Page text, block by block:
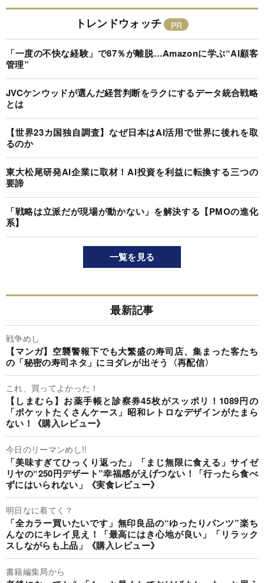
トレンドウォッチ
「一度の不快な経験」で87％が離脱…Amazonに学ぶ“AI顧客
管理”
JVCケンウッドが選んだ経営判断をラクにするデータ統合戦略
とは
【世界23カ国独自調査】なぜ日本はAI活用で世界に後れを取
るのか
東大松尾研発AI企業に取材！AI投資を利益に転換する三つの
要諦
「戦略は立派だが現場が動かない」を解決する【PMOの進化
系】
一覧を見る
最新記事
戦争めし
【マンガ】空襲警報下でも大繁盛の寿司店、集まった客たち
の「秘密の寿司ネタ」にヨダレが出そう〈再配信〉
これ、買ってよかった！
【しまむら】お薬手帳と診察券45枚がスッポリ！1089円の
「ポケットたくさんケース」昭和レトロなデザインがたまら
ない！《購入レビュー》
今日のリーマンめし!!
「美味すぎてひっくり返った」「まじ無限に食える」サイゼ
リヤの“250円デザート”幸福感がえげつない！「行ったら食べ
ずにはいられない」《実食レビュー》
明日なに着てく？
「全カラー買いたいです」無印良品の“ゆったりパンツ”楽ち
んなのにキレイ見え！「最高にはき心地が良い」「リラック
スしながらも上品」《購入レビュー》
書籍編集局から